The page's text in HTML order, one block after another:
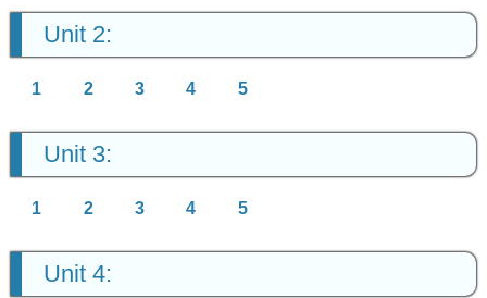
Unit 2:
1 2 3 4 5
Unit 3:
1 2 3 4 5
Unit 4: